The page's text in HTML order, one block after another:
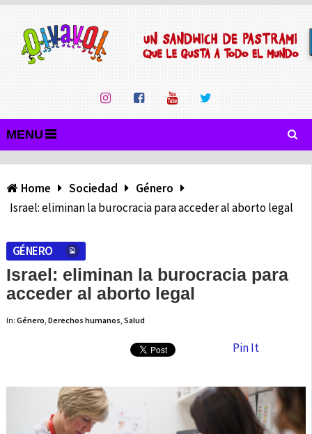
MENU
Home Sociedad
Género
Israel: eliminan la burocracia para acceder al aborto legal
GÉNERO
Israel: eliminan la burocracia para
acceder al aborto legal
In: Género, Derechos humanos, Salud
Pin It